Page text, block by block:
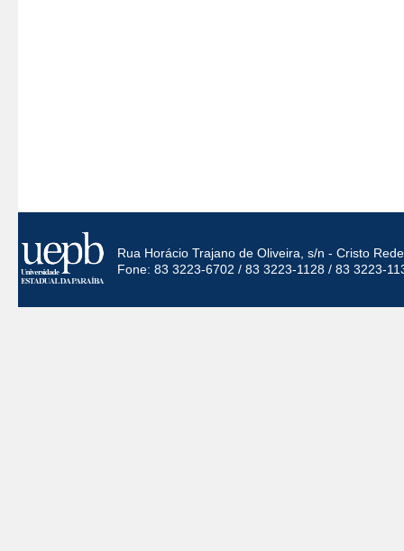
Rua Horácio Trajano de Oliveira, s/n - Cristo
Fone: 83 3223-6702 / 83 3223-1128 / 83 3223-